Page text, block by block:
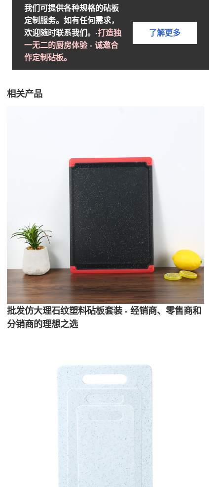
我们可提供各种规格的砧板
定制服务。如有任何需求，
欢迎随时联系我们。-打造独
一无二的厨房体验 - 诚邀合
作定制砧板。
了解更多
相关产品
批发仿大理石纹塑料砧板套装 - 经销商、零售商和
分销商的理想之选